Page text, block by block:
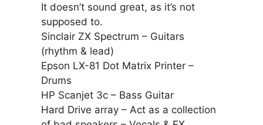
It doesn’t sound great, as it’s not
supposed to.
Sinclair ZX Spectrum – Guitars
(rhythm & lead)
Epson LX-81 Dot Matrix Printer –
Drums
HP Scanjet 3c – Bass Guitar
Hard Drive array – Act as a collection